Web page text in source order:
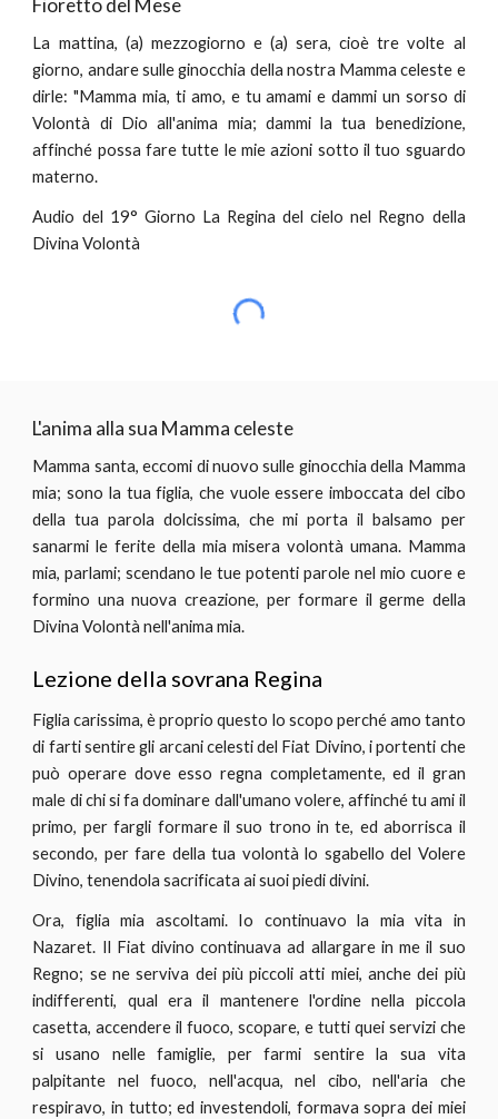
Fioretto del Mese
La mattina, (a) mezzogiorno e (a) sera, cioè tre volte al
giorno, andare sulle ginocchia della nostra Mamma celeste e
dirle: "Mamma mia, ti amo, e tu amami e dammi un sorso di
Volontà di Dio all'anima mia; dammi la tua benedizione,
affinché possa fare tutte le mie azioni sotto il tuo sguardo
materno.
Audio del 19° Giorno La Regina del cielo nel Regno della
Divina Volontà
L'anima alla sua Mamma celeste
Mamma santa, eccomi di nuovo sulle ginocchia della Mamma
mia; sono la tua figlia, che vuole essere imboccata del cibo
della tua parola dolcissima, che mi porta il balsamo per
sanarmi le ferite della mia misera volontà umana. Mamma
mia, parlami; scendano le tue potenti parole nel mio cuore e
formino una nuova creazione, per formare il germe della
Divina Volontà nell'anima mia.
Lezione della sovrana Regina
Figlia carissima, è proprio questo lo scopo perché amo tanto
di farti sentire gli arcani celesti del Fiat Divino, i portenti che
può operare dove esso regna completamente, ed il gran
male di chi si fa dominare dall'umano volere, affinché tu ami il
primo, per fargli formare il suo trono in te, ed aborrisca il
secondo, per fare della tua volontà lo sgabello del Volere
Divino, tenendola sacrificata ai suoi piedi divini.
Ora, figlia mia ascoltami. Io continuavo la mia vita in
Nazaret. Il Fiat divino continuava ad allargare in me il suo
Regno; se ne serviva dei più piccoli atti miei, anche dei più
indifferenti, qual era il mantenere l'ordine nella piccola
casetta, accendere il fuoco, scopare, e tutti quei servizi che
si usano nelle famiglie, per farmi sentire la sua vita
palpitante nel fuoco, nell'acqua, nel cibo, nell'aria che
respiravo, in tutto; ed investendoli, formava sopra dei miei